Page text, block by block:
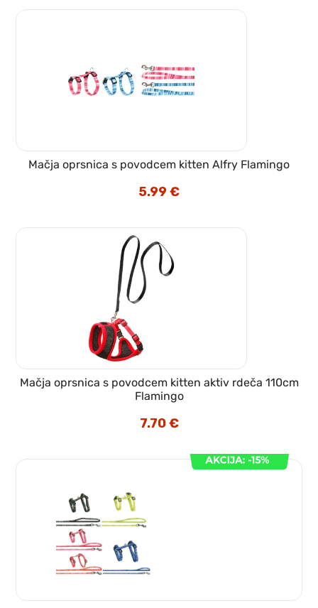
Mačja oprsnica s povodcem kitten Alfry Flamingo
5.99€
Mačja oprsnica s povodcem kitten aktiv rdeča 110cm
Flamingo
7.70€